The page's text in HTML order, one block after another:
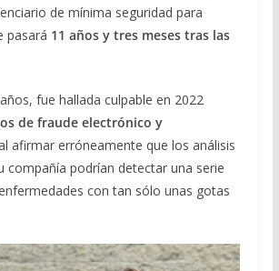
de mínima seguridad para
pasará 11 años y tres meses tras las
fue hallada culpable en 2022
de fraude electrónico y
afirmar erróneamente que los análisis
compañía podrían detectar una serie
con tan sólo unas gotas